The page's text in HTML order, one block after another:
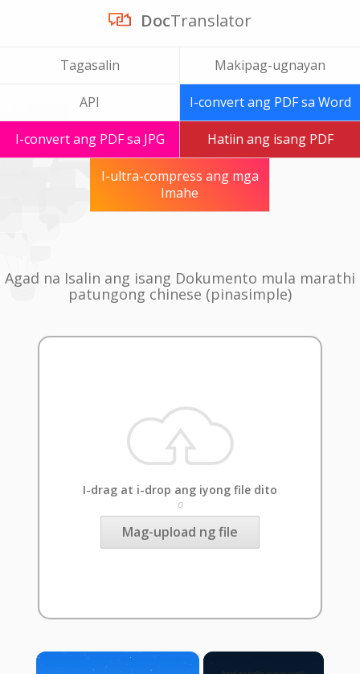
DocTranslator
Tagasalin Makipag-ugnayan
API I-convert ang PDF sa Word
I-convert ang PDF sa JPG Hatiin ang isang PDF
I-ultra-compress ang mga
Imahe
Agad na Isalin ang isang Dokumento mula marathi
patungong chinese (pinasimple)
I-drag at i-drop ang iyong file dito
o
Mag-upload ng file
×